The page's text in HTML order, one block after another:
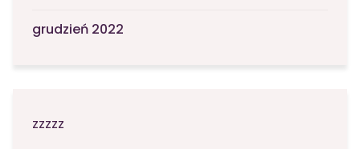
grudzień 2022
zzzzz